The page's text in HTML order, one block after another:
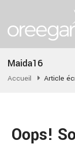
Maida16
Accueil Article
Oops!